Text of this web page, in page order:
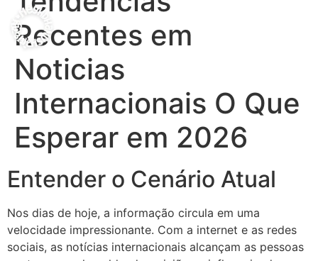
Recentes em
Noticias
Internacionais O Que
Esperar em 2026
Entender o Cenário Atual
Nos dias de hoje, a informação circula em uma
velocidade impressionante. Com a internet e as redes
sociais, as notícias internacionais alcançam as pessoas